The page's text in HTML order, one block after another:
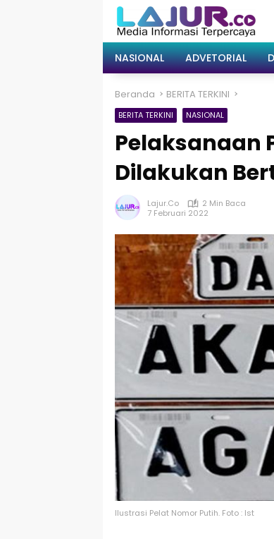
NASIONAL ADVETORIAL
Beranda BERITA TERKINI
BERITA TERKINI NASIONAL
Pelaksanaan
Dilakukan
Lajur.co
2 Min Baca
7 Februari 2022
Ilustrasi Pelat Nomor Putih. Foto : Ist